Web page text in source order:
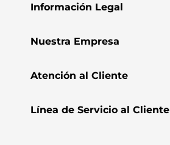
Información Legal
Nuestra Empresa
Atención al Cliente
Línea de Servicio al Cliente